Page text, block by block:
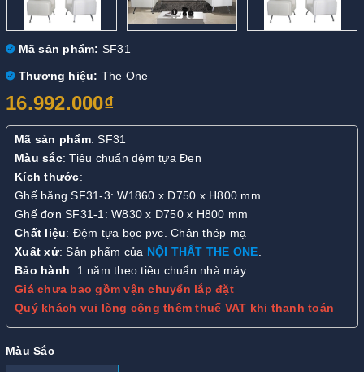
Mã sản phẩm: SF31
Thương hiệu: The One
16.992.000₫
Mã sản phẩm: SF31
Màu sắc: Tiêu chuẩn đệm tựa Đen
Kích thước:
Ghế băng SF31-3: W1860 x D750 x H800 mm
Ghế đơn SF31-1: W830 x D750 x H800 mm
Chất liệu: Đệm tựa bọc pvc. Chân thép mạ
Xuất xứ: Sản phẩm của NỘI THẤT THE ONE.
Bảo hành: 1 năm theo tiêu chuẩn nhà máy
Giá chưa bao gồm vận chuyển lắp đặt
Quý khách vui lòng cộng thêm thuế VAT khi thanh toán
Màu Sắc